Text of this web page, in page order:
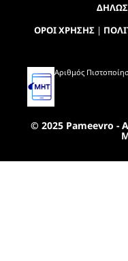
ΟΡΟΙ ΧΡΗΣΗΣ|
Αριθμός
© 2025 Pameevro -